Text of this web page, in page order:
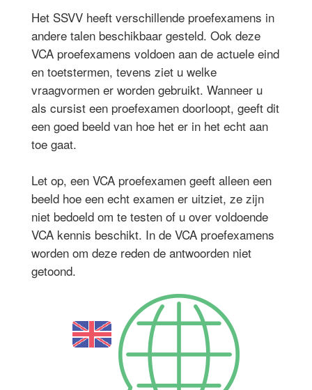
Het SSVV heeft verschillende proefexamens in
andere talen beschikbaar gesteld. Ook deze
VCA proefexamens voldoen aan de actuele eind
en toetstermen, tevens ziet u welke
vraagvormen er worden gebruikt. Wanneer u
als cursist een proefexamen doorloopt, geeft dit
een goed beeld van hoe het er in het echt aan
toe gaat.
Let op, een VCA proefexamen geeft alleen een
beeld hoe een echt examen er uitziet, ze zijn
niet bedoeld om te testen of u over voldoende
VCA kennis beschikt. In de VCA proefexamens
worden om deze reden de antwoorden niet
getoond.